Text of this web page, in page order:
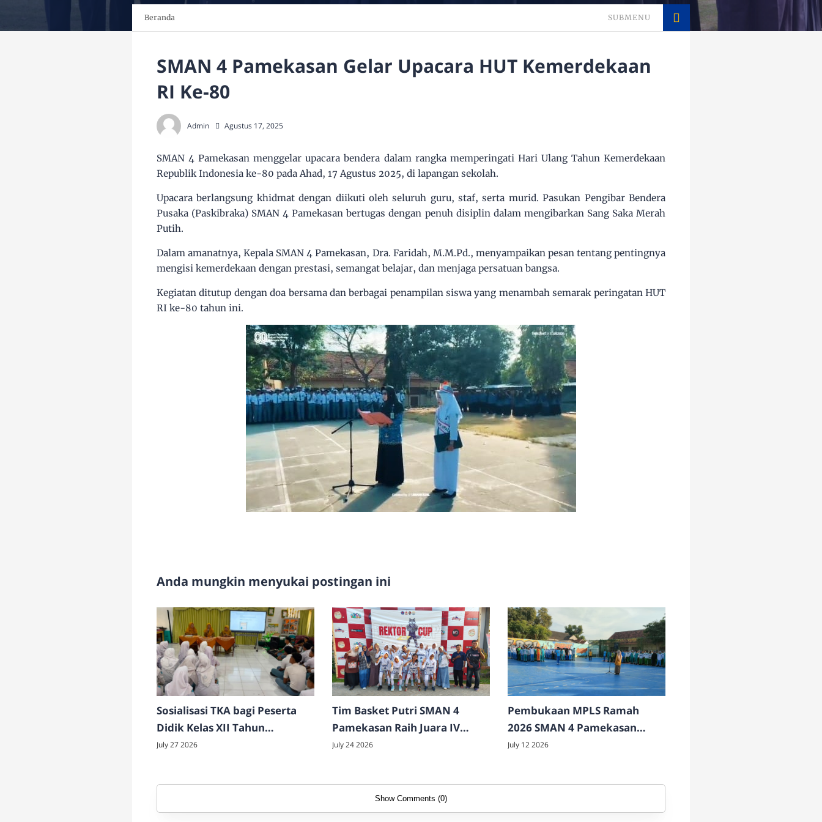
Beranda SUBMENU
SMAN 4 Pamekasan Gelar Upacara HUT Kemerdekaan
RI Ke-80
Admin Agustus 17, 2025
SMAN 4 Pamekasan menggelar upacara bendera dalam rangka memperingati Hari Ulang Tahun Kemerdekaan
Republik Indonesia ke-80 pada Ahad, 17 Agustus 2025, di lapangan sekolah.
Upacara berlangsung khidmat dengan diikuti oleh seluruh guru, staf, serta murid. Pasukan Pengibar Bendera
Pusaka (Paskibraka) SMAN 4 Pamekasan bertugas dengan penuh disiplin dalam mengibarkan Sang Saka Merah
Putih.
Dalam amanatnya, Kepala SMAN 4 Pamekasan, Dra. Faridah, M.M.Pd., menyampaikan pesan tentang pentingnya
mengisi kemerdekaan dengan prestasi, semangat belajar, dan menjaga persatuan bangsa.
Kegiatan ditutup dengan doa bersama dan berbagai penampilan siswa yang menambah semarak peringatan HUT
RI ke-80 tahun ini.
Anda mungkin menyukai postingan ini
Sosialisasi TKA bagi Peserta
Didik Kelas XII Tahun
Pelajaran 2026/2027
July 27 2026
Tim Basket Putri SMAN 4
Pamekasan Raih Juara IV
Rektor Cup 2026
July 24 2026
Pembukaan MPLS Ramah
2026 SMAN 4 Pamekasan
Resmi Digelar
July 12 2026
Show Comments (0)